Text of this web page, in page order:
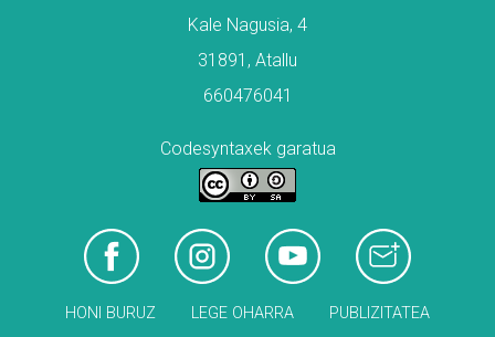
Kale Nagusia, 4
31891, Atallu
660476041
Codesyntaxek garatua
HONI BURUZ LEGE OHARRA PUBLIZITATEA